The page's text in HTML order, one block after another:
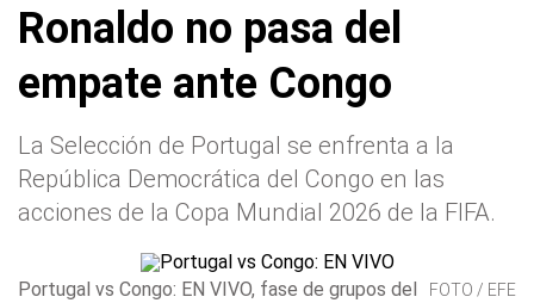
Ronaldo no pasa del
empate ante Congo
La Selección de Portugal se enfrenta a la
República Democrática del Congo en las
acciones de la Copa Mundial 2026 de la FIFA.
Portugal vs Congo: EN VIVO, fase de grupos del
FOTO / EFE